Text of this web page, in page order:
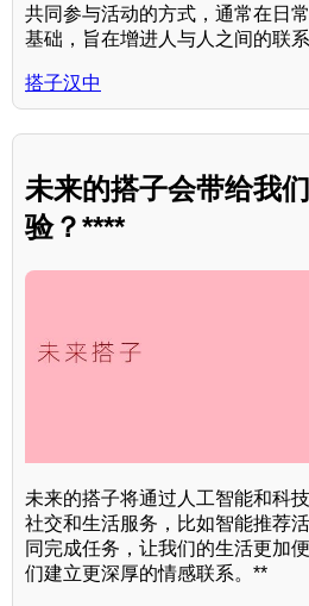
共同参与活动的方式，通常在日
基础，旨在增进人与人之间的联系
搭子汉中
未来的搭子会带给我
验？****
未来的搭子将通过人工智能和科
社交和生活服务，比如智能推荐
同完成任务，让我们的生活更加
们建立更深厚的情感联系。**